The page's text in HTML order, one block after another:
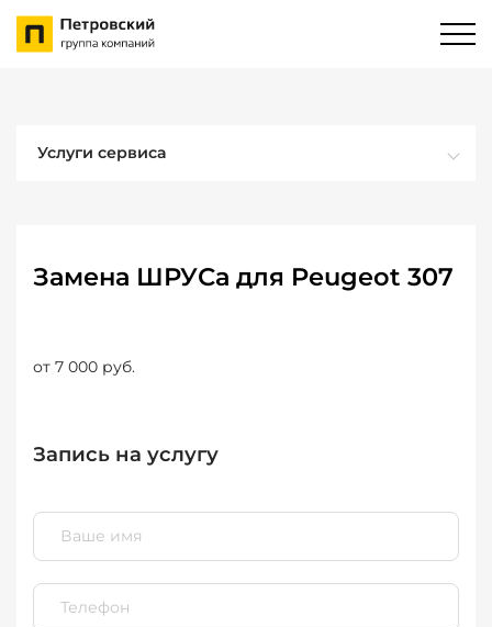
Услуги сервиса
Замена ШРУСа для Peugeot 307
от 7 000 руб.
Запись на услугу